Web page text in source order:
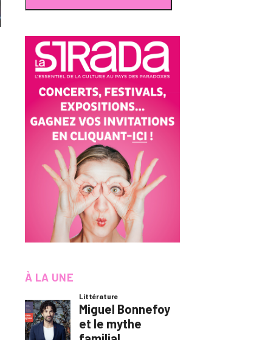
À LA UNE